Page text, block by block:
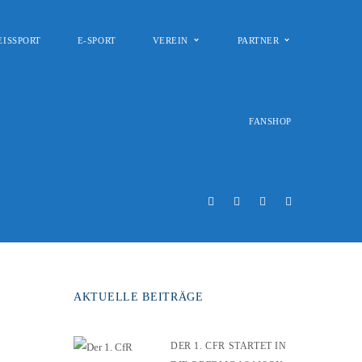
E-SPORT VEREIN PARTNER
FANSHOP
AKTUELLE BEITRÄGE
DER 1. CFR STARTET IN